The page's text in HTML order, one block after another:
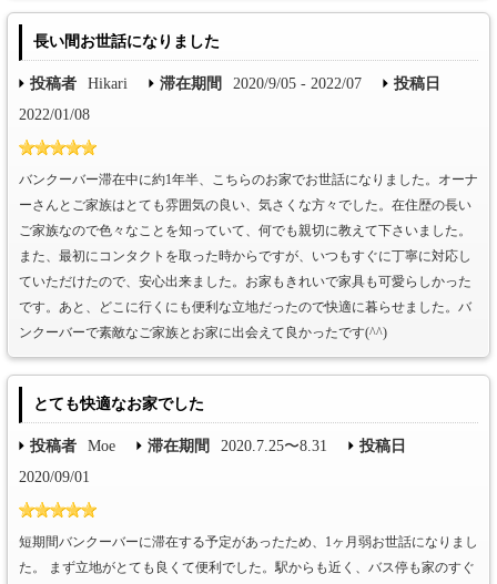
長い間お世話になりました
投稿者 Hikari 滞在期間 2020/9/05 - 2022/07
投稿日
2022/01/08
バンクーバー滞在中に約1年半、こちらのお家でお世話になりました。オーナ
ーさんとご家族はとても雰囲気の良い、気さくな方々でした。在住歴の長い
ご家族なので色々なことを知っていて、何でも親切に教えて下さいました。
また、最初にコンタクトを取った時からですが、いつもすぐに丁寧に対応し
ていただけたので、安心出来ました。お家もきれいで家具も可愛らしかった
です。あと、どこに行くにも便利な立地だったので快適に暮らせました。バ
ンクーバーで素敵なご家族とお家に出会えて良かったです(^^)
とても快適なお家でした
投稿者 Moe 滞在期間 2020.7.25〜8.31
投稿日
2020/09/01
短期間バンクーバーに滞在する予定があったため、1ヶ月弱お世話になりまし
た。 まず立地がとても良くて便利でした。駅からも近く、バス停も家のすぐ